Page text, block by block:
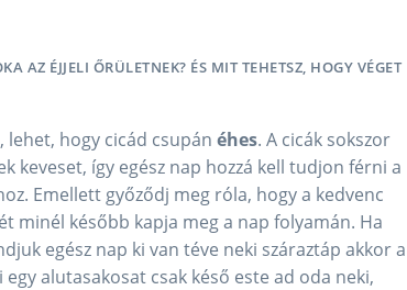
AZ ÉJJELI ŐRÜLETNEK? ÉS MIT TEHETSZ, HOGY VÉGET
lehet, hogy cicád csupán éhes. A cicák sokszor
keveset, így egész nap hozzá kell tudjon férni a
Emellett győződj meg róla, hogy a kedvenc
minél később kapja meg a nap folyamán. Ha
egész nap ki van téve neki száraztáp akkor a
egy alutasakosat csak késő este ad oda neki,